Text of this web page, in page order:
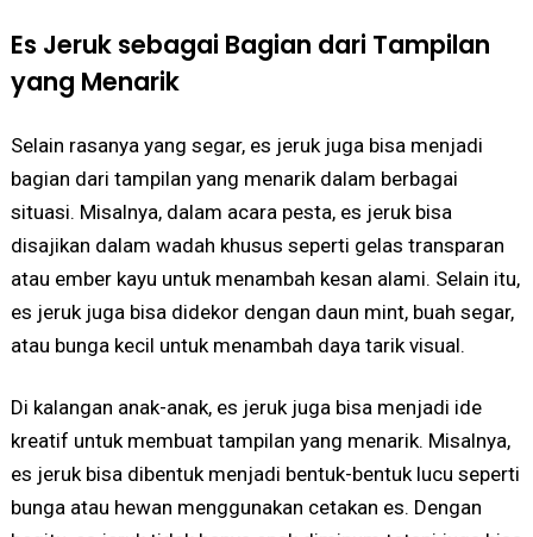
Es Jeruk sebagai Bagian dari Tampilan
yang Menarik
Selain rasanya yang segar, es jeruk juga bisa menjadi
bagian dari tampilan yang menarik dalam berbagai
situasi. Misalnya, dalam acara pesta, es jeruk bisa
disajikan dalam wadah khusus seperti gelas transparan
atau ember kayu untuk menambah kesan alami. Selain itu,
es jeruk juga bisa didekor dengan daun mint, buah segar,
atau bunga kecil untuk menambah daya tarik visual.
Di kalangan anak-anak, es jeruk juga bisa menjadi ide
kreatif untuk membuat tampilan yang menarik. Misalnya,
es jeruk bisa dibentuk menjadi bentuk-bentuk lucu seperti
bunga atau hewan menggunakan cetakan es. Dengan